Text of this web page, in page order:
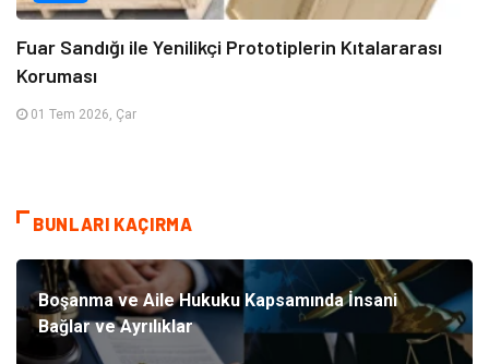
Fuar Sandığı ile Yenilikçi Prototiplerin Kıtalararası
Koruması
01 Tem 2026, Çar
BUNLARI KAÇIRMA
Boşanma ve Aile Hukuku Kapsamında İnsani
Bağlar ve Ayrılıklar